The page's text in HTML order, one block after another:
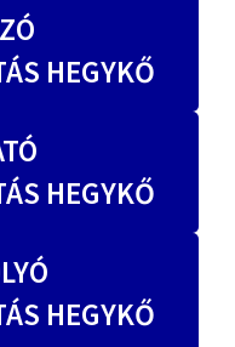
HEGYKŐ
HEGYKŐ
HEGYKŐ